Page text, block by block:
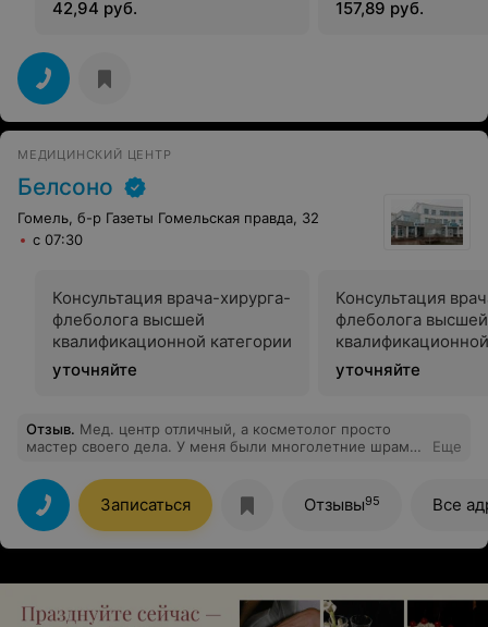
42,94 руб. 157,89 руб.
МЕДИЦИНСКИЙ ЦЕНТР
Белсоно
Гомель, б-р Газеты Гомельская правда, 32
с 07:30
Консультация врача-хирурга-
флеболога высшей
квалификационной категории
уточняйте
Консультация
флеболога высшей
с
диагностикой
уточняйте
Отзыв. Мед. центр отличный, а косметолог просто
мастер своего дела. У меня были многолетние шрамы
наконец-то прошло. Этот путь был не легкий, но
именно доктор этого центра оказал мне качественны
услуги!
Еще
Записаться Отзывы95 Все